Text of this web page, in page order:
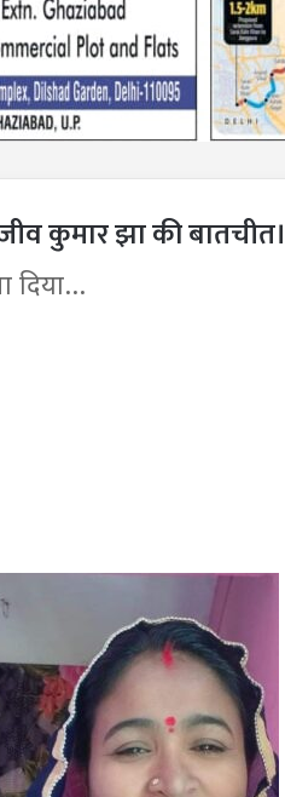
कुमार झा की बातचीत।
दिया...